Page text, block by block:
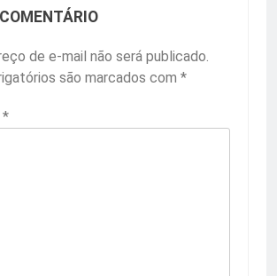
de e-mail não será publicado.
são marcados com *
*